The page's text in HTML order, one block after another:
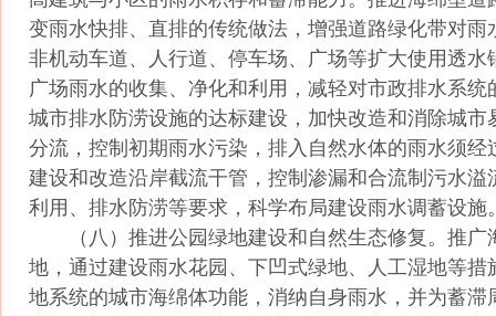
变雨水快排、直排的传统做法，增强道路绿化带对雨
非机动车道、人行道、停车场、广场等扩大使用透水
广场雨水的收集、净化和利用，减轻对市政排水系统
城市排水防涝设施的达标建设，加快改造和消除城市
分流，控制初期雨水污染，排入自然水体的雨水须经
建设和改造沿岸截流干管，控制渗漏和合流制污水溢
利用、排水防涝等要求，科学布局建设雨水调蓄设施
（八）推进公园绿地建设和自然生态修复。推广
地，通过建设雨水花园、下凹式绿地、人工湿地等措
地系统的城市海绵体功能，消纳自身雨水，并为蓄滞